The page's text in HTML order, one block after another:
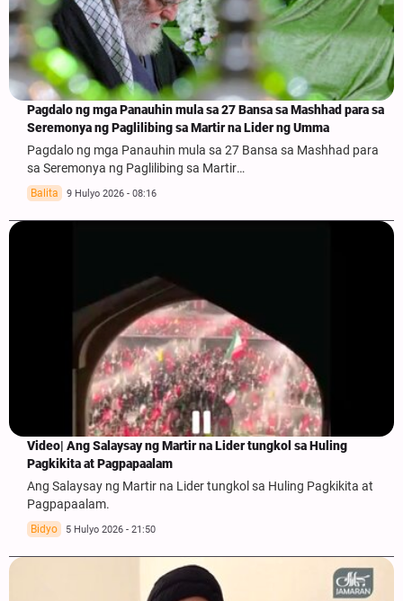
Pagdalo ng mga Panauhin mula sa 27 Bansa sa Mashhad para sa
Seremonya ng Paglilibing sa Martir na Lider ng Umma
Pagdalo ng mga Panauhin mula sa 27 Bansa sa Mashhad para
sa Seremonya ng Paglilibing sa Martir…
Balita 9 Hulyo 2026 - 08:16
Video| Ang Salaysay ng Martir na Lider tungkol sa Huling
Pagkikita at Pagpapaalam
Ang Salaysay ng Martir na Lider tungkol sa Huling Pagkikita at
Pagpapaalam.
Bidyo 5 Hulyo 2026 - 21:50